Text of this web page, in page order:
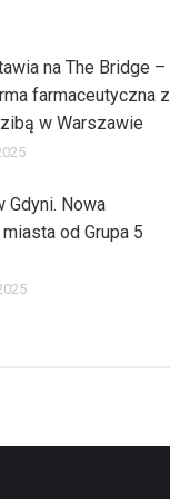
na The Bridge –
farmaceutyczna z
w Warszawie
Gdyni. Nowa
od Grupa 5